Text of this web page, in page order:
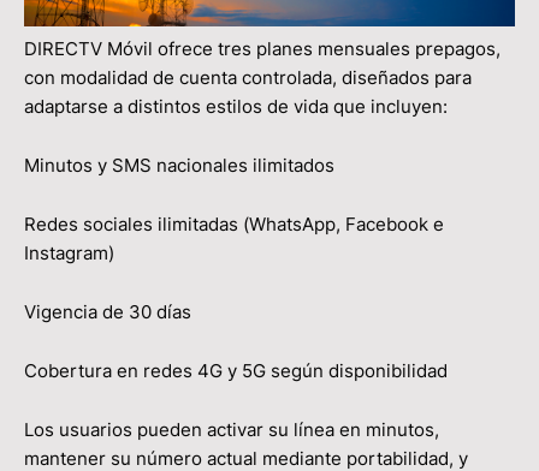
DIRECTV Móvil ofrece tres planes mensuales prepagos,
con modalidad de cuenta controlada, diseñados para
adaptarse a distintos estilos de vida que incluyen:
Minutos y SMS nacionales ilimitados
Redes sociales ilimitadas (WhatsApp, Facebook e
Instagram)
Vigencia de 30 días
Cobertura en redes 4G y 5G según disponibilidad
Los usuarios pueden activar su línea en minutos,
mantener su número actual mediante portabilidad, y